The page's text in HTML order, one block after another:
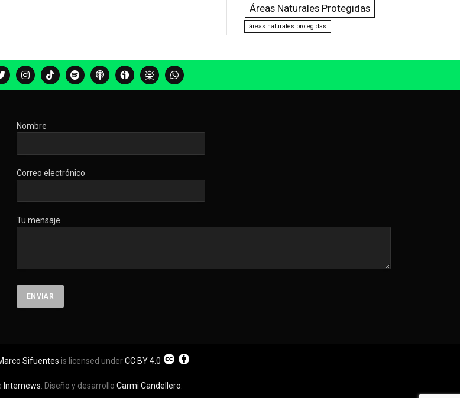
Áreas Naturales Protegidas
áreas naturales protegidas
Nombre
Correo electrónico
Tu mensaje
Sifuentes is licensed underCC BY 4.0
Internews . Diseño y desarrollo Carmi Candellero